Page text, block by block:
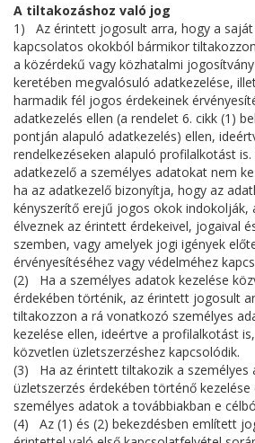
A tiltakozáshoz való jog
1) Az érintett jogosult arra, hogy a saját
kapcsolatos okokból bármikor
a közérdekű vagy közhatalmi
keretében megvalósuló adatkezelése,
harmadik fél jogos érdekeinek
adatkezelés ellen (a rendelet 6. cikk (1)
pontján alapuló adatkezelés) ellen,
rendelkezéseken alapuló profilalkotást
adatkezelő a személyes adatokat nem
ha az adatkezelő bizonyítja, hogy az
kényszerítő erejű jogos okok indokolják,
élveznek az érintett érdekeivel, jogaival
szemben, vagy amelyek jogi igények
érvényesítéséhez vagy védelméhez
(2) Ha a személyes adatok kezelése
érdekében történik, az érintett jogosult
tiltakozzon a rá vonatkozó személyes
kezelése ellen, ideértve a profilalkotást
közvetlen üzletszerzéshez kapcsolódik.
(3) Ha az érintett tiltakozik a személyes
üzletszerzés érdekében történő kezelése
személyes adatok a továbbiakban e
(4) Az (1) és (2) bekezdésben említett